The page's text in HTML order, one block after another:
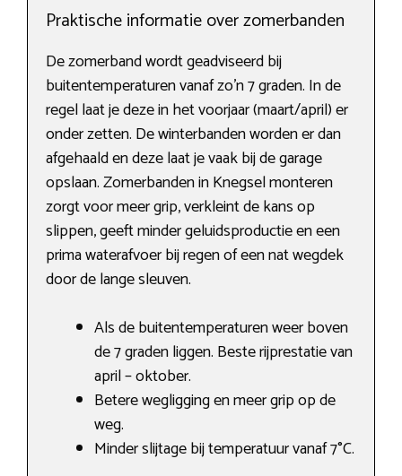
Praktische informatie over zomerbanden
De zomerband wordt geadviseerd bij
buitentemperaturen vanaf zo’n 7 graden. In de
regel laat je deze in het voorjaar (maart/april) er
onder zetten. De winterbanden worden er dan
afgehaald en deze laat je vaak bij de garage
opslaan. Zomerbanden in Knegsel monteren
zorgt voor meer grip, verkleint de kans op
slippen, geeft minder geluidsproductie en een
prima waterafvoer bij regen of een nat wegdek
door de lange sleuven.
Als de buitentemperaturen weer boven
de 7 graden liggen. Beste rijprestatie van
april – oktober.
Betere wegligging en meer grip op de
weg.
Minder slijtage bij temperatuur vanaf 7°C.